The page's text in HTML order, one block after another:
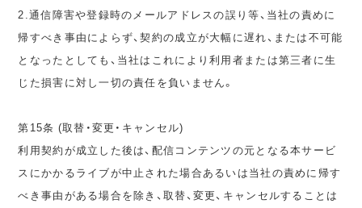
2.通信障害や登録時のメールアドレスの誤り等、当社の責めに
帰すべき事由によらず、契約の成立が大幅に遅れ、または不可能
となったとしても、当社はこれにより利用者または第三者に生
じた損害に対し一切の責任を負いません。
第15条 (取替・変更・キャンセル)
利用契約が成立した後は、配信コンテンツの元となる本サービ
スにかかるライブが中止された場合あるいは当社の責めに帰す
べき事由がある場合を除き、取替、変更、キャンセルすることは